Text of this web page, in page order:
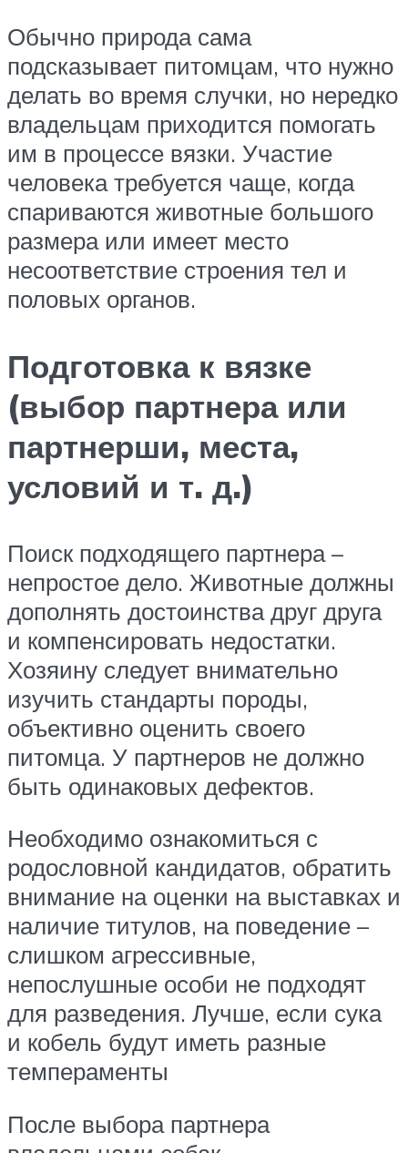
Обычно природа сама
подсказывает питомцам, что нужно
делать во время случки, но нередко
владельцам приходится помогать
им в процессе вязки. Участие
человека требуется чаще, когда
спариваются животные большого
размера или имеет место
несоответствие строения тел и
половых органов.
Подготовка к вязке
(выбор партнера или
партнерши, места,
условий и т. д.)
Поиск подходящего партнера –
непростое дело. Животные должны
дополнять достоинства друг друга
и компенсировать недостатки.
Хозяину следует внимательно
изучить стандарты породы,
объективно оценить своего
питомца. У партнеров не должно
быть одинаковых дефектов.
Необходимо ознакомиться с
родословной кандидатов, обратить
внимание на оценки на выставках и
наличие титулов, на поведение –
слишком агрессивные,
непослушные особи не подходят
для разведения. Лучше, если сука
и кобель будут иметь разные
темпераменты
После выбора партнера